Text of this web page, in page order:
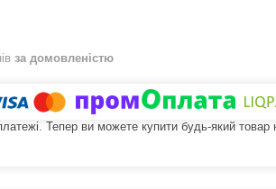
за домовленістю
Тепер ви можете купити будь-який товар